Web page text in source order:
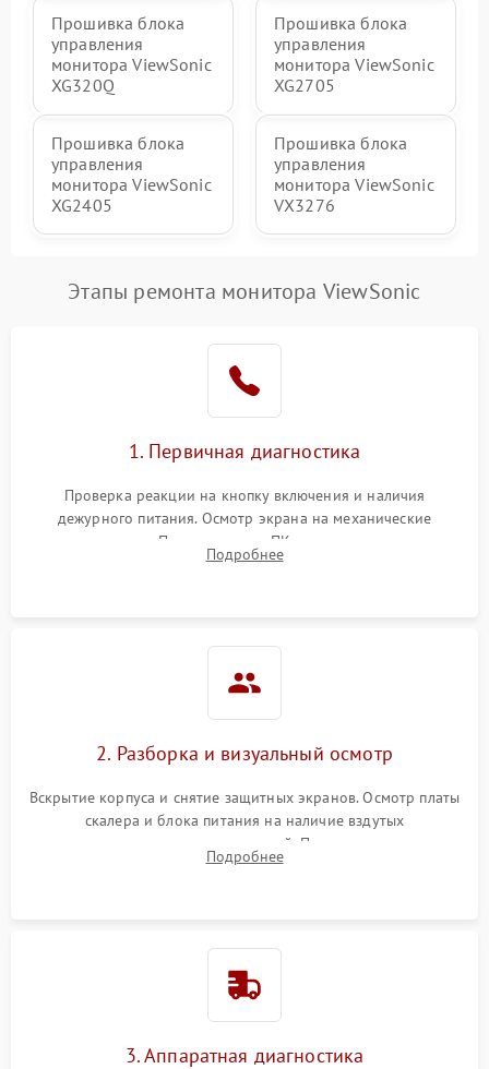
Прошивка блока
управления
монитора ViewSonic
XG320Q
Прошивка блока
управления
монитора ViewSonic
XG2705
Прошивка блока
управления
монитора ViewSonic
XG2405
Прошивка блока
управления
монитора ViewSonic
VX3276
Этапы ремонта монитора ViewSonic
1. Первичная диагностика
Проверка реакции на кнопку включения и наличия
дежурного питания. Осмотр экрана на механические
повреждения. Подключение к ПК для оценки вывода
изображения, работы подсветки и выявления артефактов на
Подробнее
2. Разборка и визуальный осмотр
Вскрытие корпуса и снятие защитных экранов. Осмотр платы
скалера и блока питания на наличие вздутых
конденсаторов, прогаров, окислений. Проверка надежности
контактов и целостности шлейфов матрицы.
Подробнее
3. Аппаратная диагностика